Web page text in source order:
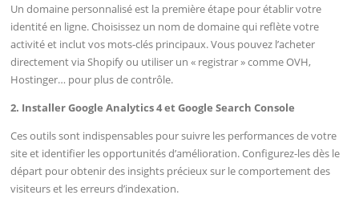
Un domaine personnalisé est la première étape pour établir votre
identité en ligne. Choisissez un nom de domaine qui reflète votre
activité et inclut vos mots-clés principaux. Vous pouvez l’acheter
directement via Shopify ou utiliser un « registrar » comme OVH,
Hostinger… pour plus de contrôle.
2. Installer Google Analytics 4 et Google Search Console
Ces outils sont indispensables pour suivre les performances de votre
site et identifier les opportunités d’amélioration. Configurez-les dès le
départ pour obtenir des insights précieux sur le comportement des
visiteurs et les erreurs d’indexation.